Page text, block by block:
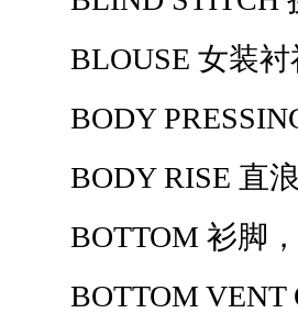
BLOUSE 女装衬
BODY
BODY RISE 直浪
BOTTOM 衫脚，
BOTTOM VENT